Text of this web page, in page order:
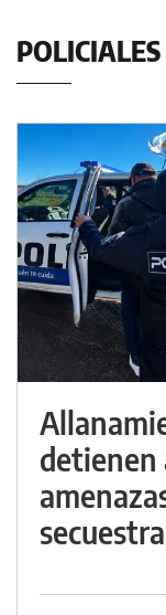
POLICIALES
detienen